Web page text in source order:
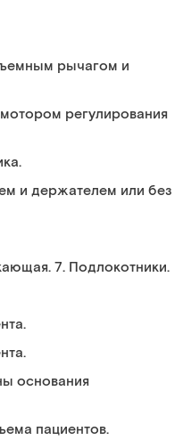
рычагом и
регулирования
и держателем или без
7. Подлокотники.
основания
пациентов.